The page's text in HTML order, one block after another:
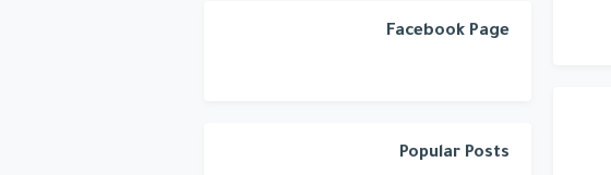
Facebook Page
Popular Posts